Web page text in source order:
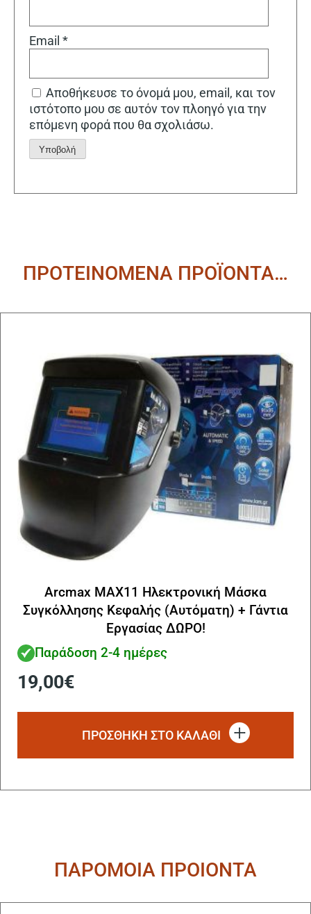
Email *
Αποθήκευσε το όνομά μου, email, και τον
ιστότοπο μου σε αυτόν τον πλοηγό για την
επόμενη φορά που θα σχολιάσω.
ΠΡΟΤΕΙΝΟΜΕΝΑ ΠΡΟΪΟΝΤΑ…
Arcmax MAX11 Ηλεκτρονική Μάσκα
Συγκόλλησης Κεφαλής (Αυτόματη) + Γάντια
Εργασίας ΔΩΡΟ!
Παράδοση 2-4 ημέρες
19,00€
ΠΡΟΣΘΗΚΗ ΣΤΟ ΚΑΛΑΘΙ
ΠΑΡΟΜΟΙΑ ΠΡΟΙΟΝΤΑ